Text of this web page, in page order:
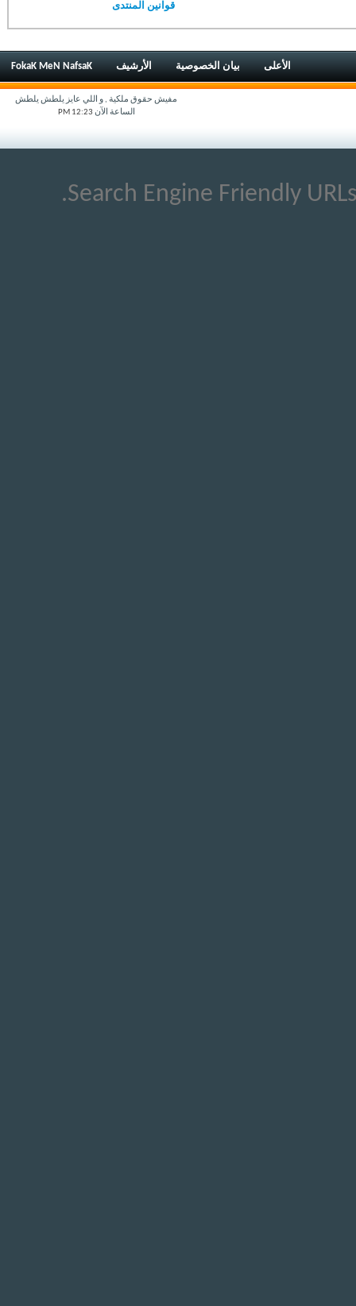
قوانين المنتدى
FokaK MeN NafsaK الأرشيف بيان الخصوصية الأعلى
مفيش حقوق ملكية , و اللي عايز يلطش يلطش
الساعة الآن12:23 PM
Search Engine Friendly